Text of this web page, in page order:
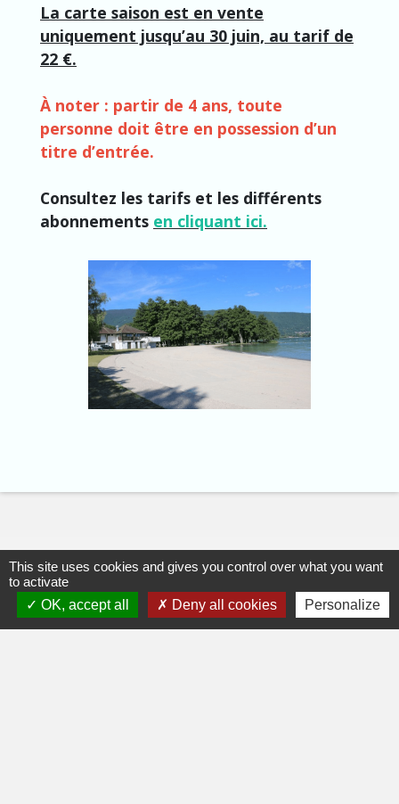
La carte saison est en vente
uniquement jusqu’au 30 juin, au tarif de
22 €.
À noter : partir de 4 ans, toute
personne doit être en possession d’un
titre d’entrée.
Consultez les tarifs et les différents
abonnements en cliquant ici.
This site uses cookies and gives you control over what you want
to activate
OK, accept all
Deny all cookies Personalize